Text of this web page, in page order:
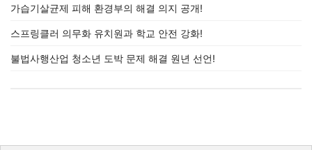
가습기살균제 피해 환경부의 해결 의지 공개!
스프링클러 의무화 유치원과 학교 안전 강화!
불법사행산업 청소년 도박 문제 해결 원년 선언!